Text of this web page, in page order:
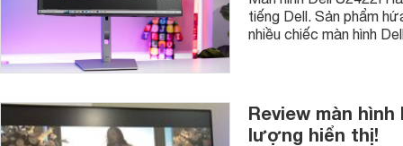
tiếng Dell. Sản phẩm
nhiều chiếc màn hình
Review màn
lượng hiển thị!